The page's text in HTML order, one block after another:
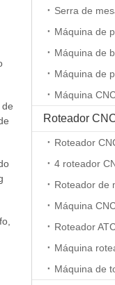
Serra de
Máquina de
Máquina de
Máquina de
Máquina
Roteador
Roteador
4 roteador
Roteador de
Máquina
Roteador
Máquina de